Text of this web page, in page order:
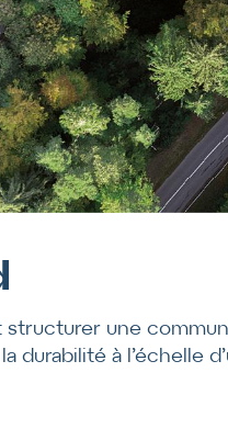
une
durabilité à l’échelle